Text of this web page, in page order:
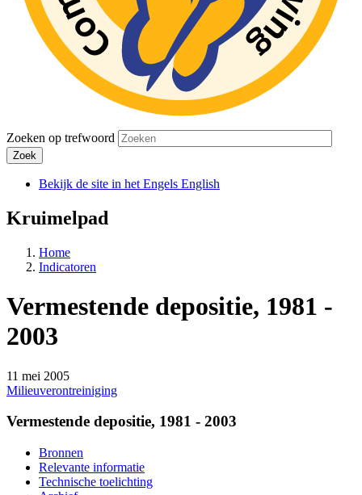
Zoeken op trefwoord
Zoek
Bekijk de site in het Engels English
Kruimelpad
Home
Indicatoren
Vermestende depositie, 1981 -
2003
11 mei 2005
Milieuverontreiniging
Vermestende depositie, 1981 - 2003
Bronnen
Relevante informatie
Technische toelichting